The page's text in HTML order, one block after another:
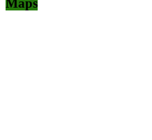
Maps